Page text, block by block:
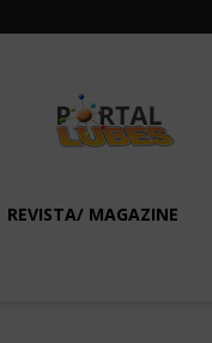
em
Foco
REVISTA/ MAGAZINE